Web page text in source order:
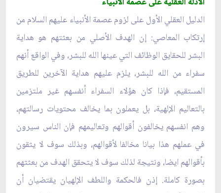
الدليل العقلي الأول على لزوم عصمة الأنبياء عليهم السلام من
إرتكاب المعاصي: إن الهدف الأصلي من بعثتهم هو هداية
البشر للحقايق الوظائف التي عينها الله للبشر، وفي الواقع أنهم
سفراء من الله للبشر، يلزم عليهم هداية الآخرين للطريق
المستقيم، فإذا كان هؤلاء السفراء أنفسهم غير ملتزمين
بالتعاليم الإلهية، بل يعملون بما يخالف محتويات رسالتهم،
وهم انفسهم يخالفون أقوالهم وتعاليمهم فإن الناس سيرون
في عملهم هذا بيانا مخالفا لأقوالهم، وبذلك سوف لا يثقون
بأقوالهم ايضا، ونتيجة لذلك سوف لا يتحقق الهدف من بعثتهم
بصورة كاملة. إذن فالحكمة واللطف الإلهيان يقتضيان أن